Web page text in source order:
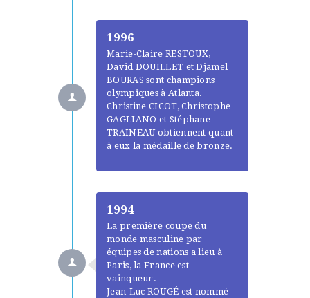
1996
Marie-Claire RESTOUX,
David DOUILLET et Djamel
BOURAS sont champions
olympiques à Atlanta.
Christine CICOT, Christophe
GAGLIANO et Stéphane
TRAINEAU obtiennent quant
à eux la médaille de bronze.
1994
La première coupe du
monde masculine par
équipes de nations a lieu à
Paris, la France est
vainqueur.
Jean-Luc ROUGÉ est nommé